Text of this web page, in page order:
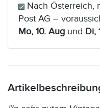
Nach Österreich,
Post AG –
Mo, 10. Aug und Di,